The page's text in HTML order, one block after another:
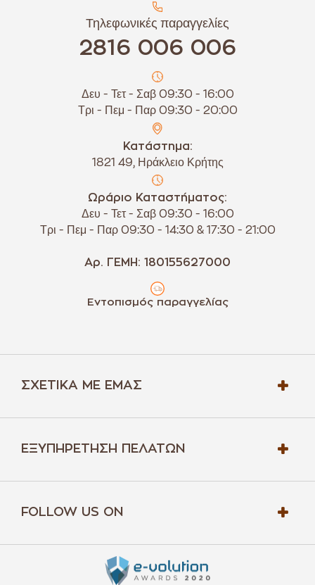
Τηλεφωνικές παραγγελίες
2816 006 006
Δευ - Τετ - Σαβ 09:30 - 16:00
Τρι - Πεμ - Παρ 09:30 - 20:00
Κατάστημα:
1821 49, Ηράκλειο Κρήτης
Ωράριο Καταστήματος:
Δευ - Τετ - Σαβ 09:30 - 16:00
Τρι - Πεμ - Παρ 09:30 - 14:30 & 17:30 - 21:00
Αρ. ΓΕΜΗ: 180155627000
Εντοπισμός παραγγελίας
ΣΧΕΤΙΚΆ ΜΕ ΕΜΆΣ
ΕΞΥΠΗΡΈΤΗΣΗ ΠΕΛΑΤΏΝ
FOLLOW US ON